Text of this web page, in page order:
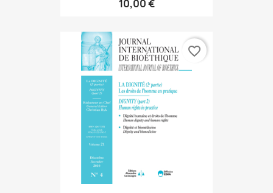
10,00 €
favorite_border